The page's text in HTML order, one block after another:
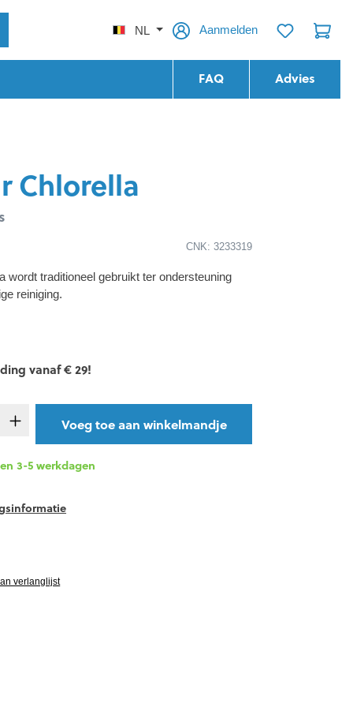
NL Aanmelden
FAQ Advies
Chlorella
CNK: 3233319
wordt traditioneel gebruikt ter ondersteuning
reiniging.
vanaf € 29!
Voeg toe aan winkelmandje
3-5 werkdagen
verlanglijst